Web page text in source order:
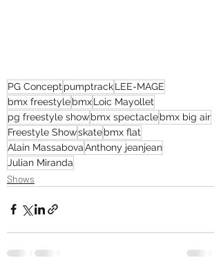
PG Concept pumptrackLEE-MAGE
bmx freestylebmxLoic Mayollet
pg freestyle showbmx spectaclebmx big air
Freestyle Showskatebmx flat
Alain MassabovaAnthony jeanjean
Julian Miranda
Shows